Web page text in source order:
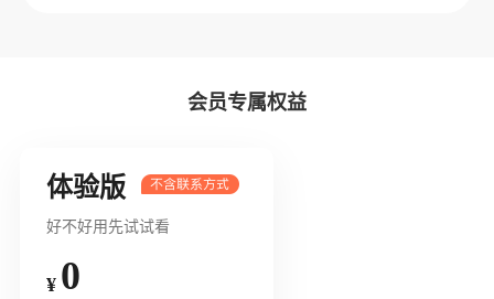
会员专属权益
体验版
好不好用先试试看
¥ 0